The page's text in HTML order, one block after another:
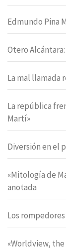
Edmundo Pina
Otero
La mal llamada
La república
Martí»
Diversión en el
«Mitología de
anotada
Los
«Worldview, the